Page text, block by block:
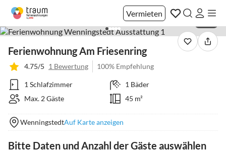
Vermieten
Ferienwohnung Am Friesenring
4.75/5 1 Bewertung 100% Empfehlung
1 Schlafzimmer
1 Bäder
Max. 2 Gäste
45 m²
WenningstedtAuf Karte anzeigen
Bitte Daten und Anzahl der Gäste auswählen